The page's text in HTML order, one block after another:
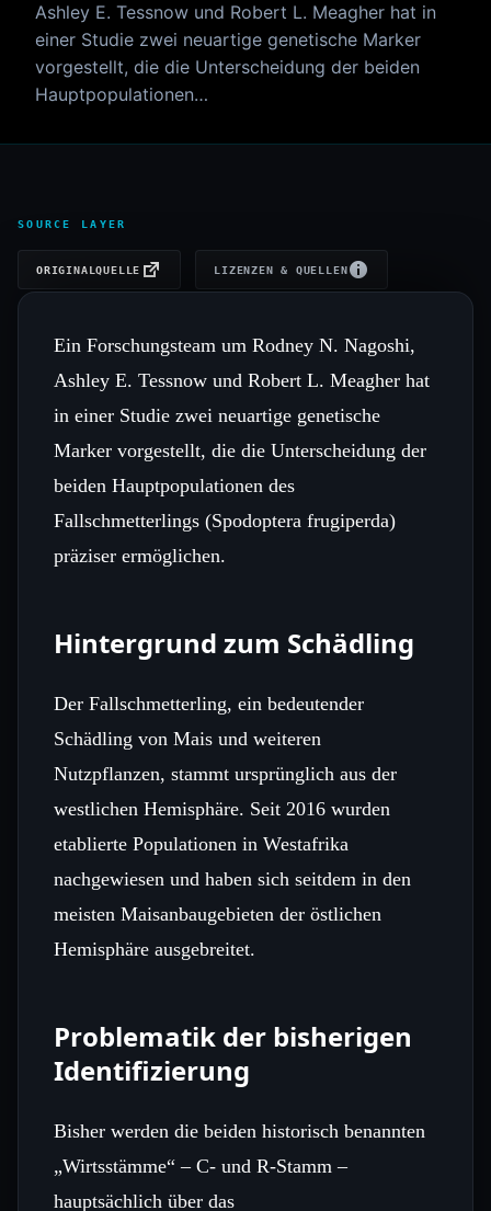
Ashley E. Tessnow und Robert L. Meagher hat in
einer Studie zwei neuartige genetische Marker
vorgestellt, die die Unterscheidung der beiden
Hauptpopulationen…
SOURCE LAYER
ORIGINALQUELLE LIZENZEN & QUELLEN
Ein Forschungsteam um Rodney N. Nagoshi,
Ashley E. Tessnow und Robert L. Meagher hat
in einer Studie zwei neuartige genetische
Marker vorgestellt, die die Unterscheidung der
beiden Hauptpopulationen des
Fallschmetterlings (Spodoptera frugiperda)
präziser ermöglichen.
Hintergrund zum Schädling
Der Fallschmetterling, ein bedeutender
Schädling von Mais und weiteren
Nutzpflanzen, stammt ursprünglich aus der
westlichen Hemisphäre. Seit 2016 wurden
etablierte Populationen in Westafrika
nachgewiesen und haben sich seitdem in den
meisten Maisanbaugebieten der östlichen
Hemisphäre ausgebreitet.
Problematik der bisherigen
Identifizierung
Bisher werden die beiden historisch benannten
„Wirtsstämme“ – C‑ und R‑Stamm –
hauptsächlich über das